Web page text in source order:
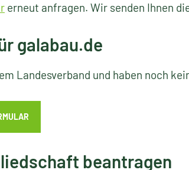
erneut anfragen. Wir senden Ihnen
galabau.de
Landesverband und haben noch
beantragen